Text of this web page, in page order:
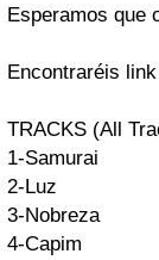
Esperamos que
Encontraréis
TRACKS (All
1-Samurai
2-Luz
3-Nobreza
4-Capim